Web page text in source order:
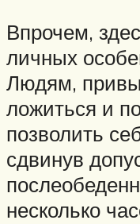
Впрочем,
личных
Людям,
ложиться и
позволить
сдвинув
несколько